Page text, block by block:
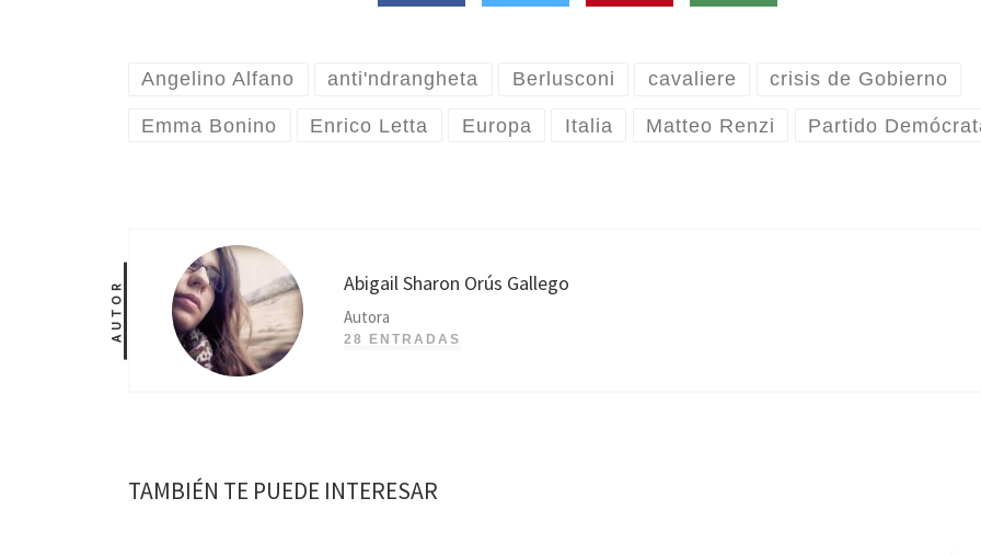
Angelino Alfano anti'ndrangheta Berlusconi cavaliere crisis de Gobierno
Emma Bonino Enrico Letta Europa Italia Matteo Renzi Partido
AUTOR Abigail Sharon Orús Gallego
Autora
28 ENTRADAS
TAMBIÉN TE PUEDE INTERESAR